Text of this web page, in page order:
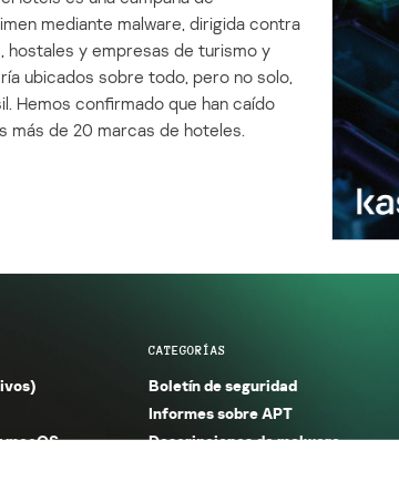
mediante malware, dirigida contra
hostales y empresas de turismo y
ubicados sobre todo, pero no solo,
Hemos confirmado que han caído
más de 20 marcas de hoteles.
macOS
CATEGORÍAS
Boletín de seguridad
Informes sobre APT
Descripciones de malware